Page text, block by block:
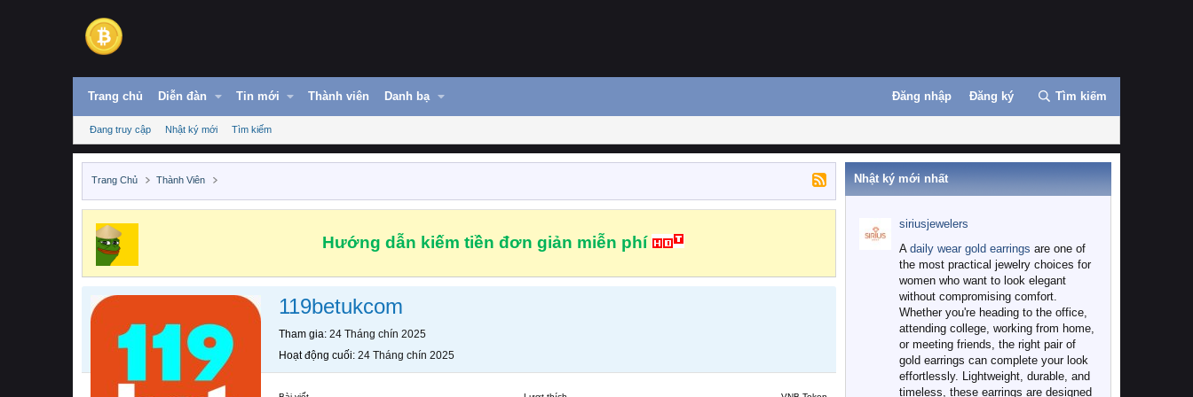
Trang chủ Diễn đàn Tin mới Thành viên Danh bạ Đăng nhập Đăng ký Tìm kiếm
Đang truy cập Nhật ký mới Tìm kiếm
Trang Chủ Thành Viên
Hướng dẫn kiếm tiền đơn giản miễn phí
119betukcom
Tham gia 24 Tháng chín 2025
Hoạt động cuối 24 Tháng chín 2025
Nhật ký mới nhất
siriusjewelers
A daily wear gold earrings are one of
the most practical jewelry choices for
women who want to look elegant
without compromising comfort.
Whether you're heading to the office,
attending college, working from home,
or meeting friends, the right pair of
gold earrings can complete your look
effortlessly. Lightweight, durable, and
timeless, these earrings are designed